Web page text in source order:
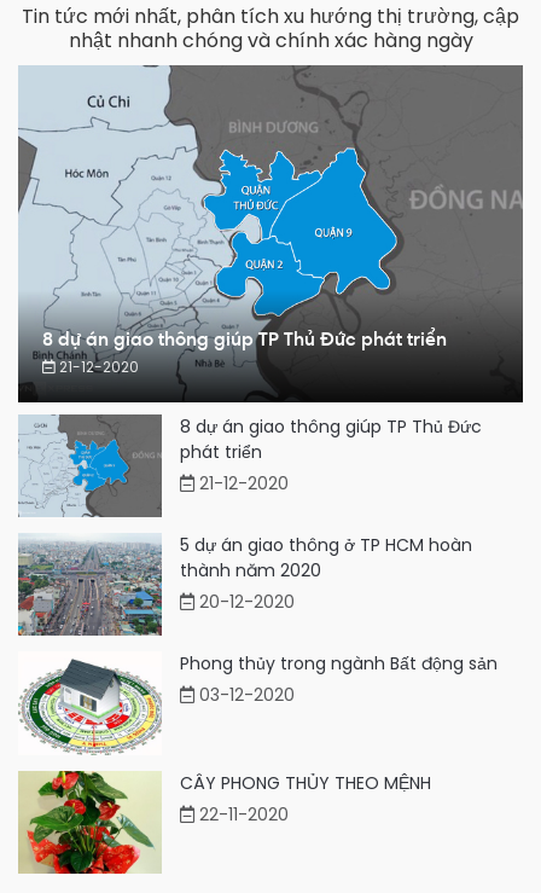
Tin tức mới nhất, phân tích xu hướng thị trường, cập
nhật nhanh chóng và chính xác hàng ngày
8 dự án giao thông giúp TP Thủ Đức phát triển
21-12-2020
8 dự án giao thông giúp TP Thủ Đức
phát triển
21-12-2020
5 dự án giao thông ở TP HCM hoàn
thành năm 2020
20-12-2020
Phong thủy trong ngành Bất động sản
03-12-2020
CÂY PHONG THỦY THEO MỆNH
22-11-2020